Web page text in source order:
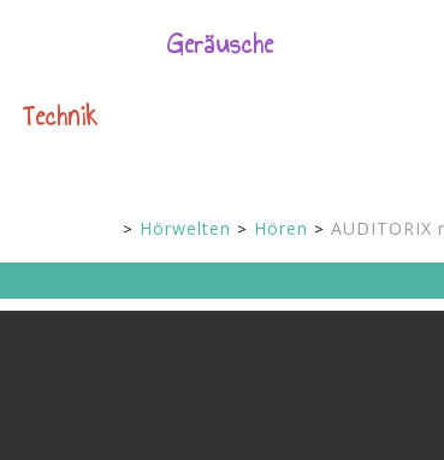
Technik
Geräusche
Kinderseite
Hörwelten Hören